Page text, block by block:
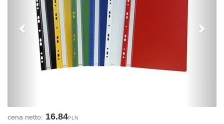
cena netto: 16.84PLN